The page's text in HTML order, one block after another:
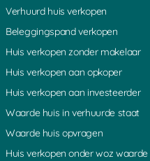
Verhuurd huis verkopen
Beleggingspand verkopen
Huis verkopen zonder makelaar
Huis verkopen aan opkoper
Huis verkopen aan investeerder
Waarde huis in verhuurde staat
Waarde huis opvragen
Huis verkopen onder woz waarde